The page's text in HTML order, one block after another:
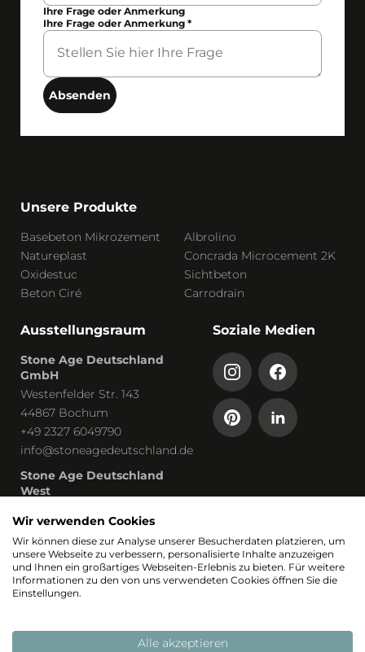
Ihre Frage oder Anmerkung
Ihre Frage oder Anmerkung*
Absenden
Unsere Produkte
Basebeton Mikrozement
Albrolino
Natureplast
Concrada Microcement 2K
Oxidestuc
Sichtbeton
Beton Ciré
Carrodrain
Ausstellungsraum
Stone Age Deutschland
GmbH
Westenfelder Str. 143
44867 Bochum
+49 2327 6049790
info@stoneagedeutschland.de
Stone Age Deutschland
West
53819 Neunkirchen-Seelscheid
Soziale Medien
Teil von
Wir verwenden Cookies
Wir können diese zur Analyse unserer Besucherdaten platzieren, um
unsere Webseite zu verbessern, personalisierte Inhalte anzuzeigen
und Ihnen ein großartiges Webseiten-Erlebnis zu bieten. Für weitere
Informationen zu den von uns verwendeten Cookies öffnen Sie die
Einstellungen.
Alle akzeptieren